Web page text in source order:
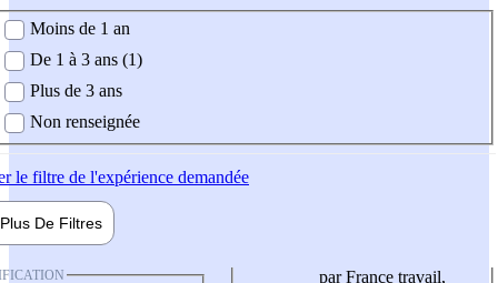
demandée
Moins de 1 an
De 1 à 3 ans (1)
Plus de 3 ans
Non renseignée
le filtre de l'expérience demandée
Plus De Filtres
par France travail,